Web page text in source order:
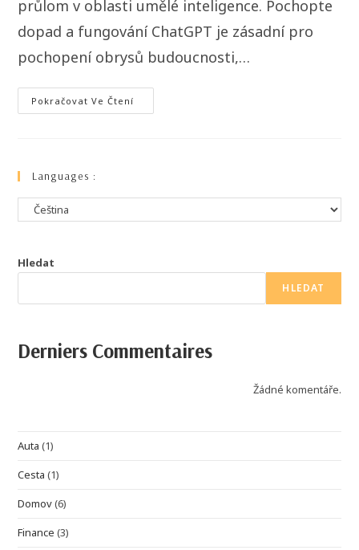
průlom v oblasti umělé inteligence. Pochopte
dopad a fungování ChatGPT je zásadní pro
pochopení obrysů budoucnosti,…
Pokračovat Ve Čtení
Languages :
Hledat
HLEDAT
Derniers Commentaires
Žádné komentáře.
Auta (1)
Cesta (1)
Domov(6)
Finance (3)